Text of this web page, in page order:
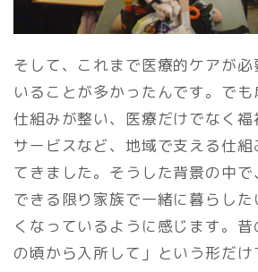
そして、これまで医療的ケアが必
いることが多かったんです。で
仕組みが整い、医療だけでなく福
サービスなど、地域で支える仕組
てきました。そうした背景の中で
できる限り家族で一緒に暮らし
くなっているように感じます。
の頃から入所して」という形だけ